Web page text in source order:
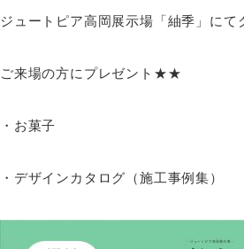
ジュートピア高岡展示場「紬季」にて
ご来場の方にプレゼント★★
・お菓子
・デザインカタログ（施工事例集）